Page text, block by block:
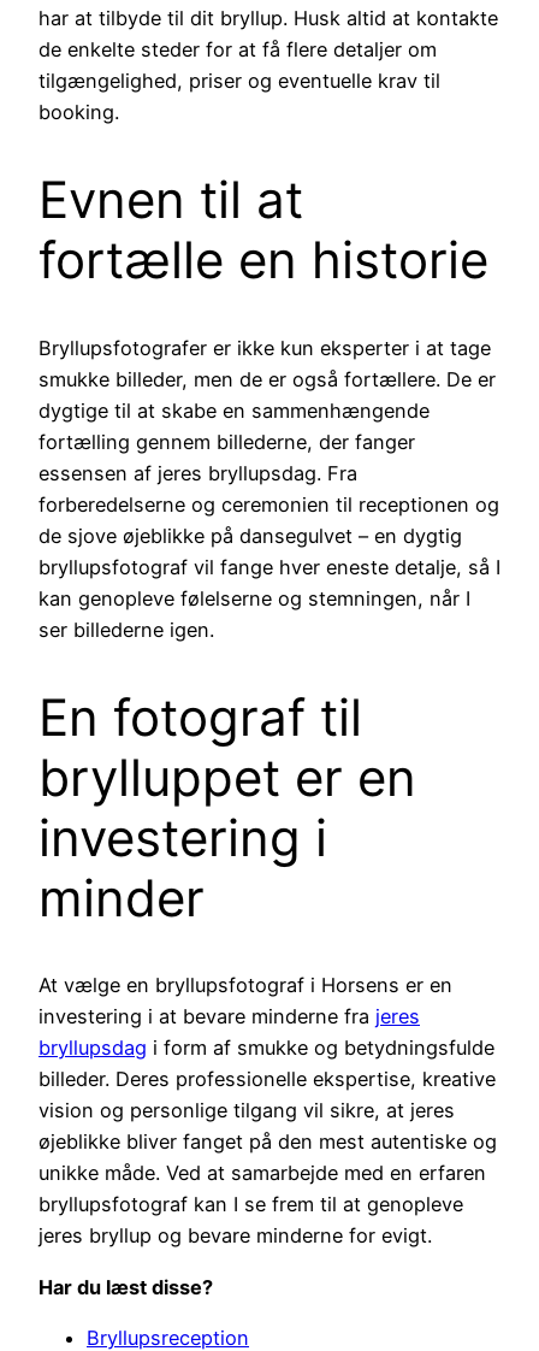
har at tilbyde til dit bryllup. Husk altid at kontakte
de enkelte steder for at få flere detaljer om
tilgængelighed, priser og eventuelle krav til
booking.
Evnen til at
fortælle en historie
Bryllupsfotografer er ikke kun eksperter i at tage
smukke billeder, men de er også fortællere. De er
dygtige til at skabe en sammenhængende
fortælling gennem billederne, der fanger
essensen af jeres bryllupsdag. Fra
forberedelserne og ceremonien til receptionen og
de sjove øjeblikke på dansegulvet – en dygtig
bryllupsfotograf vil fange hver eneste detalje, så I
kan genopleve følelserne og stemningen, når I
ser billederne igen.
En fotograf til
brylluppet er en
investering i
minder
At vælge en bryllupsfotograf i Horsens er en
investering i at bevare minderne fra jeres
bryllupsdag i form af smukke og betydningsfulde
billeder. Deres professionelle ekspertise, kreative
vision og personlige tilgang vil sikre, at jeres
øjeblikke bliver fanget på den mest autentiske og
unikke måde. Ved at samarbejde med en erfaren
bryllupsfotograf kan I se frem til at genopleve
jeres bryllup og bevare minderne for evigt.
Har du læst disse?
Bryllupsreception